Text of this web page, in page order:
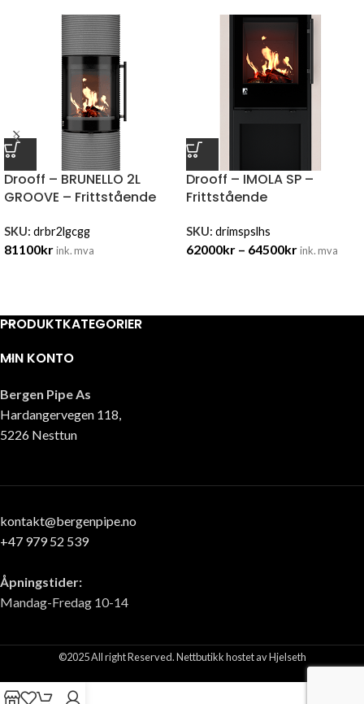
Drooff – BRUNELLO 2L
GROOVE – Frittstående
SKU: drbr2lgcgg
81100krink. mva
Drooff – IMOLA SP –
Frittstående
SKU: drimspslhs
62000kr – 64500krink. mva
PRODUKTKATEGORIER
MIN KONTO
Bergen Pipe As
Hardangervegen 118,
5226 Nesttun
kontakt@bergenpipe.no
+47 979 52 539
Åpningstider:
Mandag-Fredag 10-14
©2025 All right Reserved. Nettbutikk hostet av Hjelseth